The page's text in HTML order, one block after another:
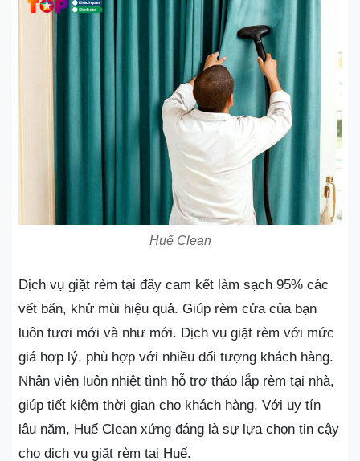
Huế Clean
Dịch vụ giặt rèm tại đây cam kết làm sạch 95% các
vết bẩn, khử mùi hiệu quả. Giúp rèm cửa của bạn
luôn tươi mới và như mới. Dịch vụ giặt rèm với mức
giá hợp lý, phù hợp với nhiều đối tượng khách hàng.
Nhân viên luôn nhiệt tình hỗ trợ tháo lắp rèm tại nhà,
giúp tiết kiệm thời gian cho khách hàng. Với uy tín
lâu năm, Huế Clean xứng đáng là sự lựa chọn tin cậy
cho dịch vụ giặt rèm tại Huế.